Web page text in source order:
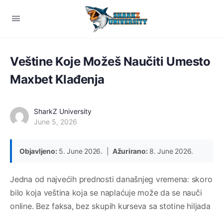
Veštine Koje Možeš Naučiti Umesto
Maxbet Klađenja
SharkZ University
June 5, 2026
Objavljeno:5. June 2026. | Ažurirano:8. June 2026.
Jedna od najvećih prednosti današnjeg vremena: skoro
bilo koja veština koja se naplaćuje može da se nauči
online. Bez faksa, bez skupih kurseva sa stotine hiljada